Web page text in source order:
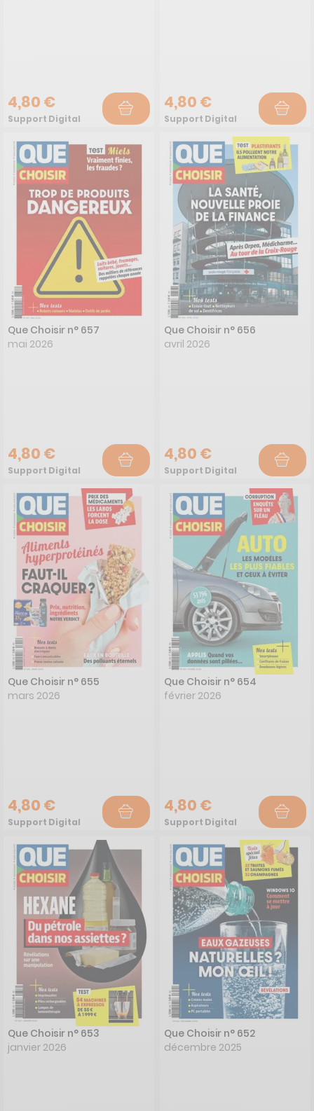
4,80 €
Support Digital
4,80 €
Support Digital
Que Choisir n° 657
mai 2026
4,80 €
Support Digital
Que Choisir n° 656
avril 2026
4,80 €
Support Digital
Que Choisir n° 655
mars 2026
4,80 €
Support Digital
Que Choisir n° 654
février 2026
4,80 €
Support Digital
Que Choisir n° 653
janvier 2026
Que Choisir n° 652
décembre 2025